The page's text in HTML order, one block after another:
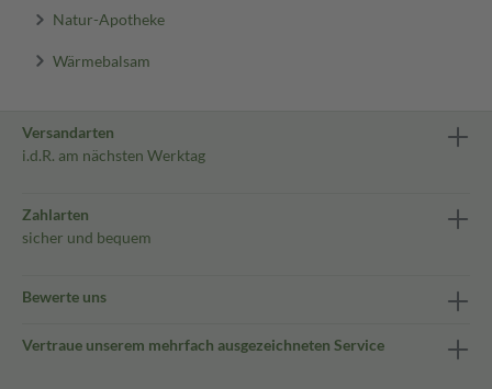
Natur-Apotheke
Wärmebalsam
Versandarten
i.d.R. am nächsten Werktag
Zahlarten
sicher und bequem
Bewerte uns
Vertraue unserem mehrfach ausgezeichneten Service